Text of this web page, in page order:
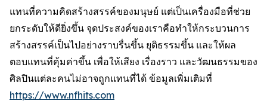
แทนที่ความคิดสร้างสรรค์ของมนุษย์ แต่เป็นเครื่องมือที่ช่วย
ยกระดับให้ดียิ่งขึ้น จุดประสงค์ของเราคือทำให้กระบวนการ
สร้างสรรค์เป็นไปอย่างราบรื่นขึ้น ยุติธรรมขึ้น และให้ผล
ตอบแทนที่คุ้มค่าขึ้น เพื่อให้เสียง เรื่องราว และวัฒนธรรมของ
ศิลปินแต่ละคนไม่อาจถูกแทนที่ได้ ข้อมูลเพิ่มเติมที่
https://www.nfhits.com